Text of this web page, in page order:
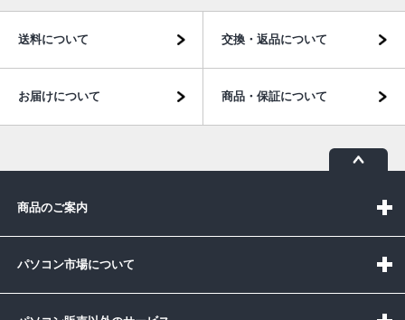
送料について 交換・返品について
お届けについて 商品・保証について
商品のご案内
パソコン市場について